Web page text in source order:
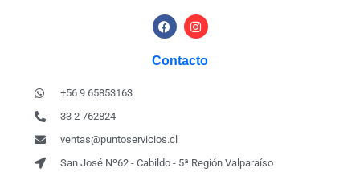
Contacto
+56 9 65853163
33 2 762824
ventas@puntoservicios.cl
San José Nº62 - Cabildo - 5ª Región Valparaíso